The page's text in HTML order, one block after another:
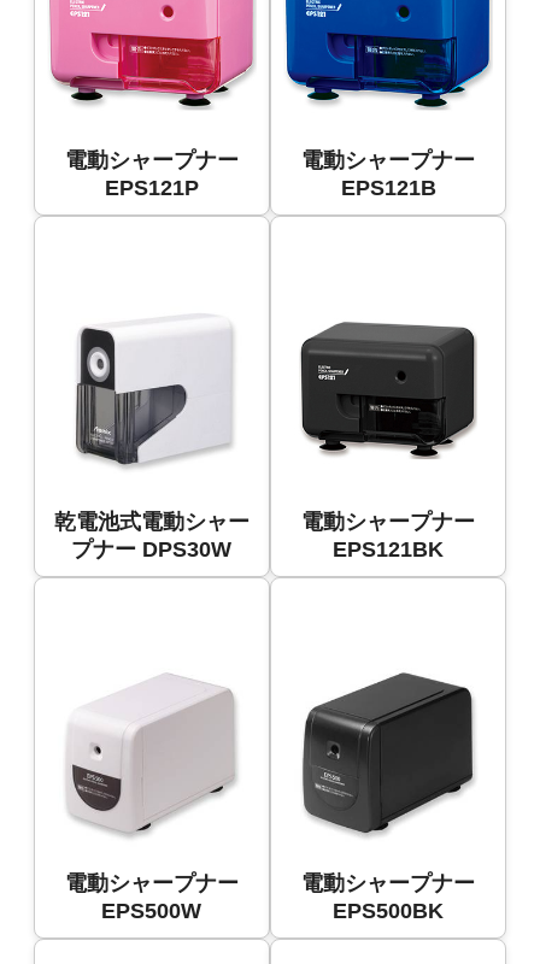
電動シャープナー
EPS121P
電動シャープナー
EPS121B
乾電池式電動シャー
プナー DPS30W
電動シャープナー
EPS121BK
電動シャープナー
EPS500W
電動シャープナー
EPS500BK